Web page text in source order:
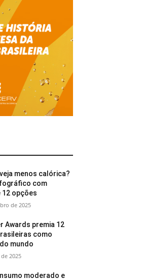
menos calórica?
com
12 opções
de 2025
Awards premia 12
como
mundo
2025
moderado e